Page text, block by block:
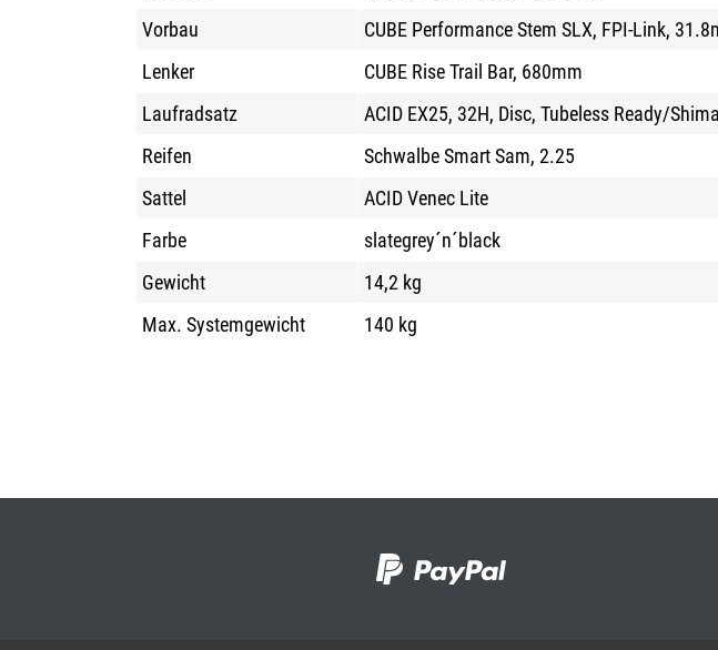
Vorbau
CUBE Performance Stem SLX, FPI-Link,
Lenker
CUBE Rise Trail Bar, 680mm
Laufradsatz
ACID EX25, 32H, Disc, Tubeless Ready/
Reifen
Schwalbe Smart Sam, 2.25
Sattel
ACID Venec Lite
Farbe
slategrey´n´black
Gewicht
14,2 kg
Max. Systemgewicht
140 kg